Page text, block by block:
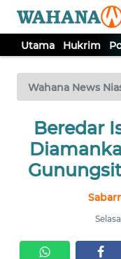
Utama Hukrim
Wahana News
Beredar
TV
Tutup
UTAMA
HUKRIM
PEMERINTAHAN